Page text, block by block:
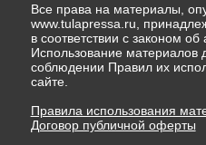
Все права на материалы,
www.tulapressa.ru,
в соответствии с законом об
Использование материалов
соблюдении Правил их
сайте.
Правила использования
Договор публичной оферты